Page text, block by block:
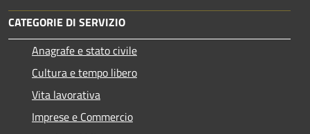
CATEGORIE DI SERVIZIO
Anagrafe e stato civile
Cultura e tempo libero
Vita lavorativa
Imprese e Commercio